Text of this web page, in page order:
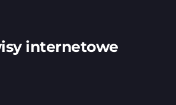
internetowe